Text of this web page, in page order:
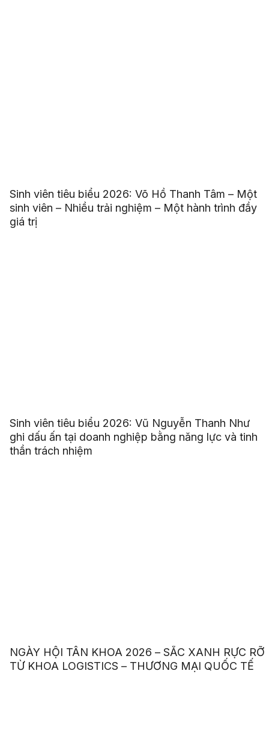
Sinh viên tiêu biểu 2026: Võ Hồ Thanh Tâm – Một
sinh viên – Nhiều trải nghiệm – Một hành trình đầy
giá trị
Sinh viên tiêu biểu 2026: Vũ Nguyễn Thanh Như
ghi dấu ấn tại doanh nghiệp bằng năng lực và tinh
thần trách nhiệm
NGÀY HỘI TÂN KHOA 2026 – SẮC XANH RỰC RỠ
TỪ KHOA LOGISTICS – THƯƠNG MẠI QUỐC TẾ